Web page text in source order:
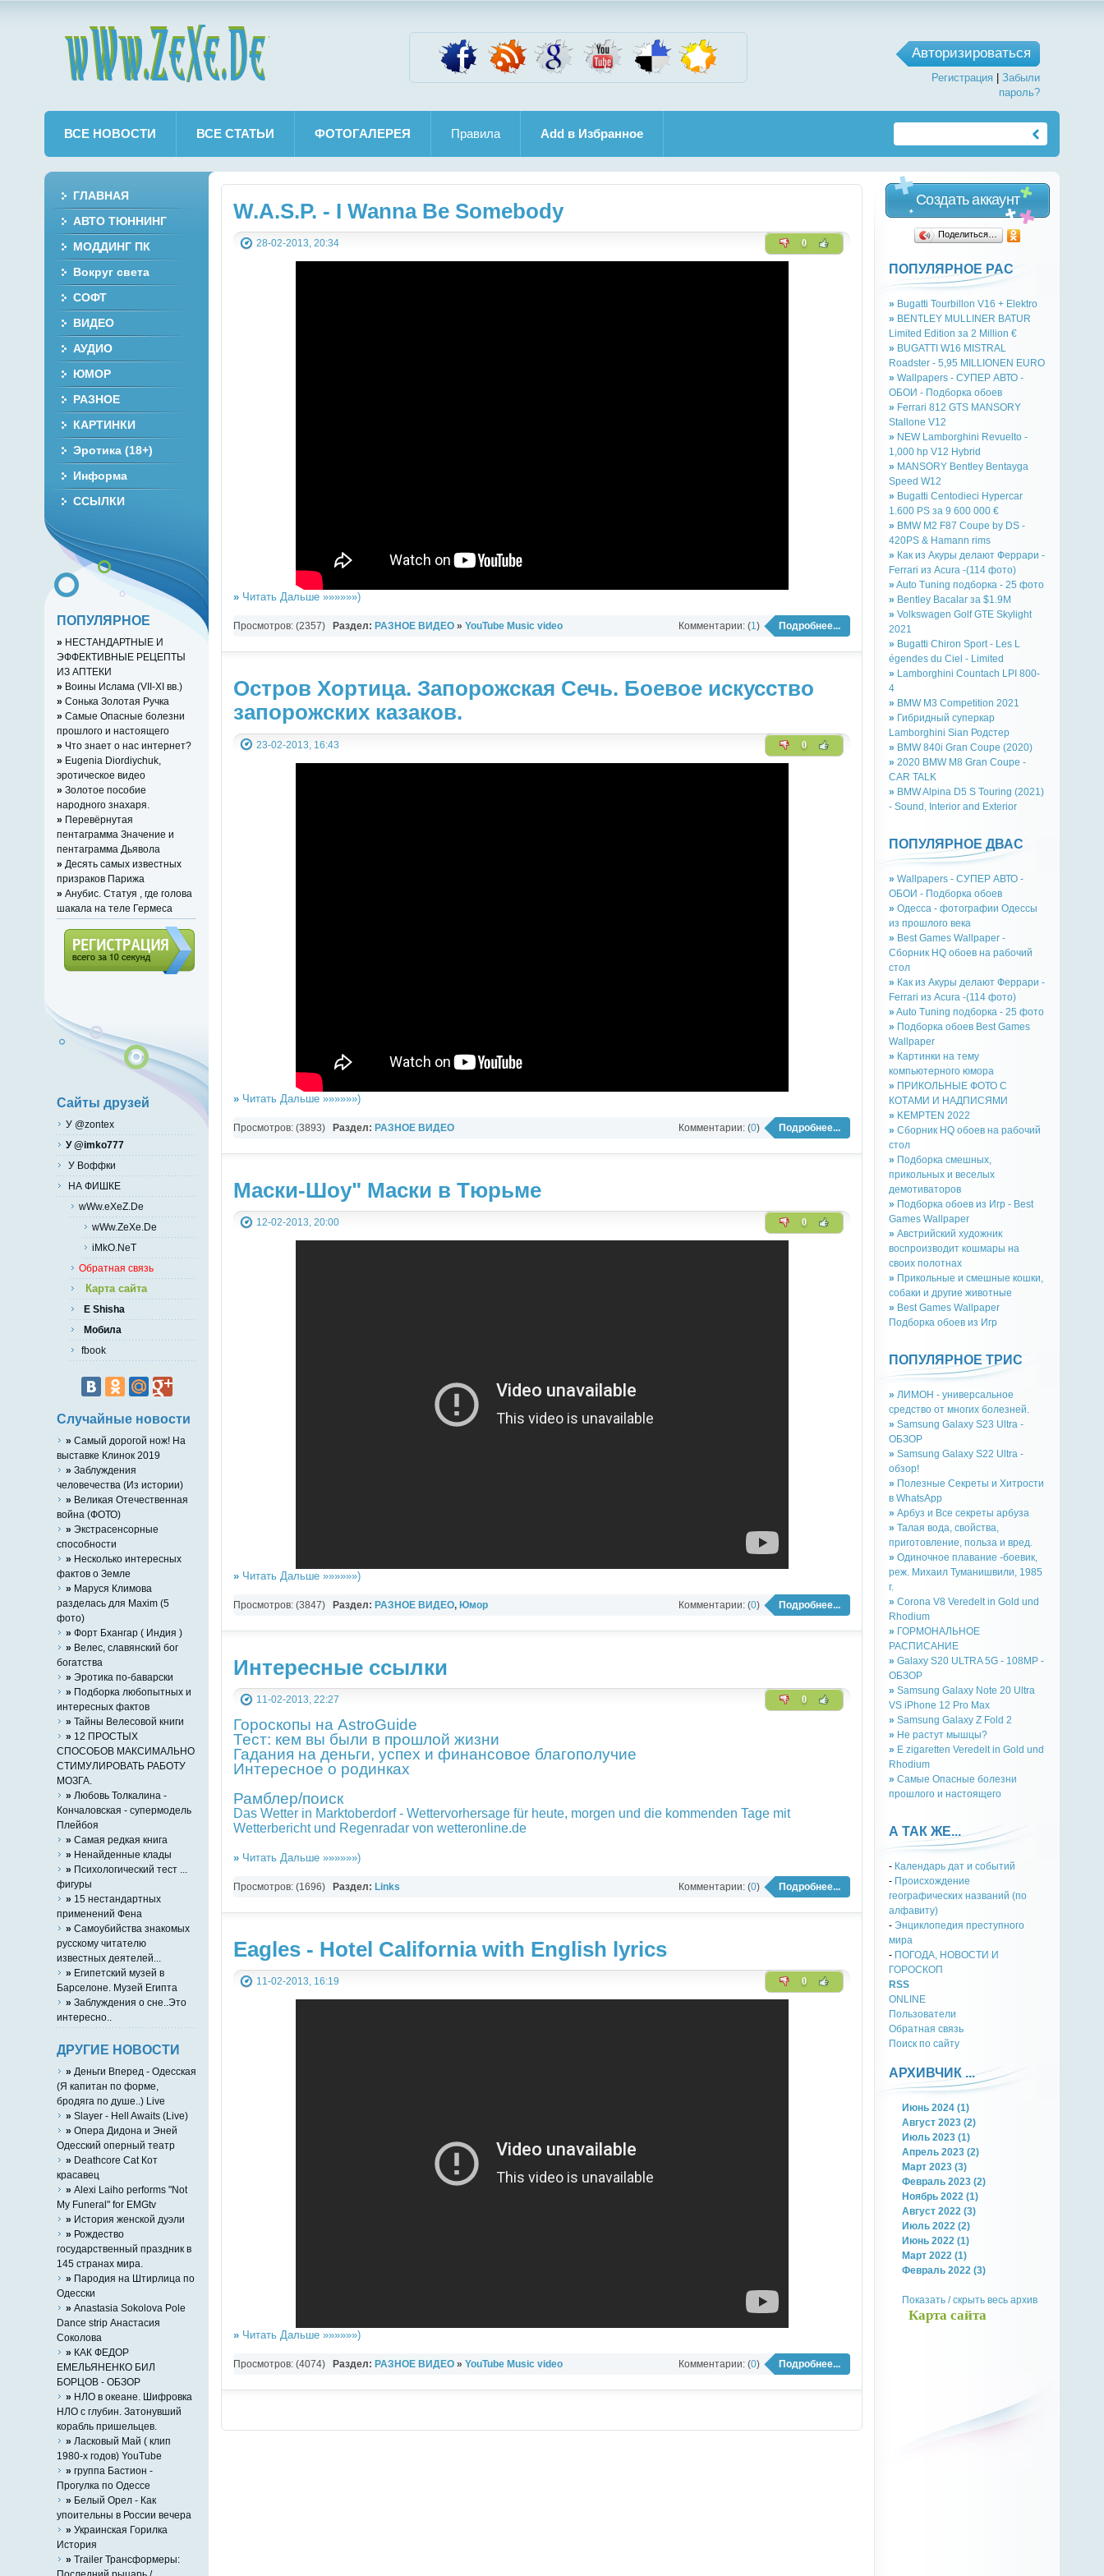
Авторизироваться
Регистрация |Забыли
пароль?
ВСЕ НОВОСТИ ВСЕ СТАТЬИ ФОТОГАЛЕРЕЯ Правила Add в Избранное
W.A.S.P. - I Wanna Be Somebody
0
28-02-2013, 20:34
»Читать Дальше »»»»»»)
Подробнее...
Комментарии: (1)
Просмотров: (2357) Раздел: РАЗНОЕ ВИДЕО» YouTube Music video
Остров Хортица. Запорожская Сечь. Боевое искусство
запорожских казаков.
0
23-02-2013, 16:43
»Читать Дальше »»»»»»)
Подробнее...
Комментарии: (0)
Просмотров: (3893) Раздел: РАЗНОЕ ВИДЕО
Маски-Шоу" Маски в Тюрьме
0
12-02-2013, 20:00
»Читать Дальше »»»»»»)
Подробнее...
Комментарии: (0)
Просмотров: (3847) Раздел: РАЗНОЕ ВИДЕО, Юмор
Интересные ссылки
0
11-02-2013, 22:27
Гороскопы на AstroGuide
Тест: кем вы были в прошлой жизни
Гадания на деньги, успех и финансовое благополучие
Интересное о родинках
Рамблер/поиск
Das Wetter in Marktoberdorf - Wettervorhersage für heute, morgen und die kommenden Tage mit
Wetterbericht und Regenradar von wetteronline.de
»Читать Дальше »»»»»»)
Подробнее...
Комментарии: (0)
Просмотров: (1696) Раздел: Links
Eagles - Hotel California with English lyrics
0
11-02-2013, 16:19
»Читать Дальше »»»»»»)
Подробнее...
Комментарии: (0)
Просмотров: (4074) Раздел: РАЗНОЕ ВИДЕО» YouTube Music video
Создать аккаунт
Поделиться…
ПОПУЛЯРНОЕ РАС
» Bugatti Tourbillon V16 + Elektro
» BENTLEY MULLINER BATUR
Limited Edition за 2 Million €
» BUGATTI W16 MISTRAL
Roadster - 5,95 MILLIONEN EURO
» Wallpapers - СУПЕР АВТО -
ОБОИ - Подборка обоев
» Ferrari 812 GTS MANSORY
Stallone V12
» NEW Lamborghini Revuelto -
1,000 hp V12 Hybrid
» MANSORY Bentley Bentayga
Speed W12
» Bugatti Centodieci Hypercar
1.600 PS за 9 600 000 €
» BMW M2 F87 Coupe by DS -
420PS & Hamann rims
» Как из Акуры делают Феррари -
Ferrari из Acura -(114 фото)
» Auto Tuning подборка - 25 фото
» Bentley Bacalar за $1.9M
» Volkswagen Golf GTE Skylight
2021
» Bugatti Chiron Sport - Les L
égendes du Ciel - Limited
» Lamborghini Countach LPI 800-
4
» BMW M3 Competition 2021
» Гибридный суперкар
Lamborghini Sian Родстер
» BMW 840i Gran Coupe (2020)
» 2020 BMW M8 Gran Coupe -
CAR TALK
» BMW Alpina D5 S Touring (2021)
- Sound, Interior and Exterior
ПОПУЛЯРНОЕ ДВАС
» Wallpapers - СУПЕР АВТО -
ОБОИ - Подборка обоев
» Одесса - фотографии Одессы
из прошлого века
» Best Games Wallpaper -
Сборник HQ обоев на рабочий
стол
» Как из Акуры делают Феррари -
Ferrari из Acura -(114 фото)
» Auto Tuning подборка - 25 фото
» Подборка обоев Best Games
Wallpaper
» Картинки на тему
компьютерного юмора
» ПРИКОЛЬНЫЕ ФОТО С
КОТАМИ И НАДПИСЯМИ
» KEMPTEN 2022
» Сборник HQ обоев на рабочий
стол
» Подборка смешных,
прикольных и веселых
демотиваторов
» Подборка обоев из Игр - Best
Games Wallpaper
» Австрийский художник
воспроизводит кошмары на
своих полотнах
» Прикольные и смешные кошки,
собаки и другие животные
» Best Games Wallpaper
Подборка обоев из Игр
ПОПУЛЯРНОЕ ТРИС
» ЛИМОН - универсальное
средство от многих болезней.
» Samsung Galaxy S23 Ultra -
ОБЗОР
» Samsung Galaxy S22 Ultra -
обзор!
» Полезные Секреты и Хитрости
в WhatsApp
» Арбуз и Все секреты арбуза
» Талая вода, свойства,
приготовление, польза и вред.
» Одиночное плавание -боевик,
реж. Михаил Туманишвили, 1985
г.
» Corona V8 Veredelt in Gold und
Rhodium
» ГОРМОНАЛЬНОЕ
РАСПИСАНИЕ
» Galaxy S20 ULTRA 5G - 108MP -
ОБЗОР
» Samsung Galaxy Note 20 Ultra
VS iPhone 12 Pro Max
» Samsung Galaxy Z Fold 2
» Не растут мышцы?
» E zigaretten Veredelt in Gold und
Rhodium
» Самые Опасные болезни
прошлого и настоящего
А ТАК ЖЕ...
- Календарь дат и событий
- Происхождение
географических названий (по
алфавиту)
- Энциклопедия преступного
мира
- ПОГОДА, НОВОСТИ И
ГОРОСКОП
RSS
ONLINE
Пользователи
Обратная связь
Поиск по сайту
АРХИВЧИК ...
Июнь 2024 (1)
Август 2023 (2)
Июль 2023 (1)
Апрель 2023 (2)
Март 2023 (3)
Февраль 2023 (2)
Ноябрь 2022 (1)
Август 2022 (3)
Июль 2022 (2)
Июнь 2022 (1)
Март 2022 (1)
Февраль 2022 (3)
Показать / скрыть весь архив
Карта сайта
ГЛАВНАЯ
АВТО ТЮННИНГ
МОДДИНГ ПК
Вокруг света
СОФТ
ВИДЕО
АУДИО
ЮМОР
РАЗНОЕ
КАРТИНКИ
Эротика (18+)
Информа
ССЫЛКИ
ПОПУЛЯРНОЕ
» НЕСТАНДАРТНЫЕ И
ЭФФЕКТИВНЫЕ РЕЦЕПТЫ
ИЗ АПТЕКИ
» Воины Ислама (VII-XI вв.)
» Сонька Золотая Ручка
» Самые Опасные болезни
прошлого и настоящего
» Что знает о нас интернет?
» Eugenia Diordiychuk,
эротическое видео
» Золотое пособие
народного знахаря.
» Перевёрнутая
пентаграмма Значение и
пентаграмма Дьявола
» Десять самых известных
призраков Парижа
» Анубис. Статуя , где голова
шакала на теле Гермеса
Сайты друзей
У @zontex
У @imko777
У Воффки
НА ФИШКЕ
wWw.eXeZ.De
wWw.ZeXe.De
iMkO.NeT
Обратная связь
Карта сайта
E Shisha
Мобила
fbook
Случайные новости
» Самый дорогой нож! На
выставке Клинок 2019
» Заблуждения
человечества (Из истории)
» Великая Отечественная
война (ФОТО)
» Экстрасенсорные
способности
» Несколько интересных
фактов о Земле
» Маруся Климова
разделась для Maxim (5
фото)
» Форт Бхангар ( Индия )
» Велес, славянский бог
богатства
» Эротика по-баварски
» Подборка любопытных и
интересных фактов
» Тайны Велесовой книги
» 12 ПРОСТЫХ
СПОСОБОВ МАКСИМАЛЬНО
СТИМУЛИРОВАТЬ РАБОТУ
МОЗГА.
» Любовь Толкалина -
Кончаловская - супермодель
Плейбоя
» Самая редкая книга
» Ненайденные клады
» Психологический тест ...
фигуры
» 15 нестандартных
применений Фена
» Самоубийства знакомых
русскому читателю
известных деятелей...
» Египетский музей в
Барселоне. Музей Египта
» Заблуждения о сне..Это
интересно..
ДРУГИЕ НОВОСТИ
» Деньги Вперед - Одесская
(Я капитан по форме,
бродяга по душе..) Live
» Slayer - Hell Awaits (Live)
» Опера Дидона и Эней
Одесский оперный театр
» Deathcore Cat Кот
красавец
» Alexi Laiho performs "Not
My Funeral" for EMGtv
» История женской дуэли
» Рождество
государственный праздник в
145 странах мира.
» Пародия на Штирлицa по
Одесски
» Anastasia Sokolova Pole
Dance strip Анастасия
Соколова
» КАК ФЕДОР
ЕМЕЛЬЯНЕНКО БИЛ
БОРЦОВ - ОБЗОР
» НЛО в океане. Шифровка
НЛО с глубин. Затонувший
корабль пришельцев.
» Ласковый Май ( клип
1980-х годов) YouTube
» группа Бастион -
Прогулка по Одессе
» Белый Орел - Как
упоительны в России вечера
» Украинская Горилка
История
» Trailer Трансформеры:
Последний рыцарь /